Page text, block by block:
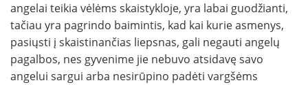
angelai teikia vėlėms skaistykloje, yra labai guodžianti,
tačiau yra pagrindo baimintis, kad kai kurie asmenys,
pasiųsti į skaistinančias liepsnas, gali negauti angelų
pagalbos, nes gyvenime jie nebuvo atsidavę savo
angelui sargui arba nesirūpino padėti vargšėms